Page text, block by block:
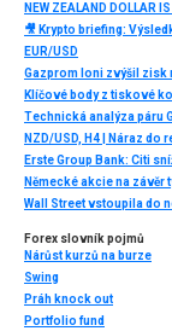
EUR/USD
Klíčové body z tiskové
Technická analýza páru
NZD/USD, H4 | Náraz do
Německé akcie na
Wall Street vstoupila do
Forex slovník pojmů
Nárůst kurzů na burze
Swing
Práh knock out
Portfolio fund